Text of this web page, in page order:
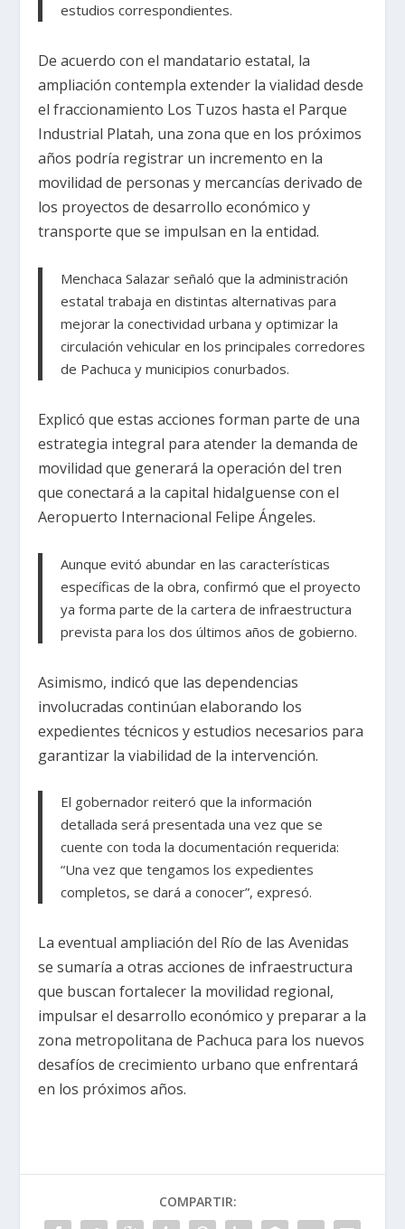
estudios correspondientes.
De acuerdo con el mandatario estatal, la
ampliación contempla extender la vialidad desde
el fraccionamiento Los Tuzos hasta el Parque
Industrial Platah, una zona que en los próximos
años podría registrar un incremento en la
movilidad de personas y mercancías derivado de
los proyectos de desarrollo económico y
transporte que se impulsan en la entidad.
Menchaca Salazar señaló que la administración
estatal trabaja en distintas alternativas para
mejorar la conectividad urbana y optimizar la
circulación vehicular en los principales corredores
de Pachuca y municipios conurbados.
Explicó que estas acciones forman parte de una
estrategia integral para atender la demanda de
movilidad que generará la operación del tren
que conectará a la capital hidalguense con el
Aeropuerto Internacional Felipe Ángeles.
Aunque evitó abundar en las características
específicas de la obra, confirmó que el proyecto
ya forma parte de la cartera de infraestructura
prevista para los dos últimos años de gobierno.
Asimismo, indicó que las dependencias
involucradas continúan elaborando los
expedientes técnicos y estudios necesarios para
garantizar la viabilidad de la intervención.
El gobernador reiteró que la información
detallada será presentada una vez que se
cuente con toda la documentación requerida:
“Una vez que tengamos los expedientes
completos, se dará a conocer”, expresó.
La eventual ampliación del Río de las Avenidas
se sumaría a otras acciones de infraestructura
que buscan fortalecer la movilidad regional,
impulsar el desarrollo económico y preparar a la
zona metropolitana de Pachuca para los nuevos
desafíos de crecimiento urbano que enfrentará
en los próximos años.
COMPARTIR: